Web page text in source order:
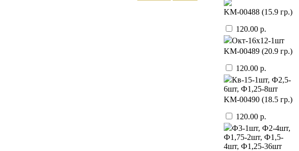
KМ-00488 (15.9 гр.)
120.00 р.
Окт-16х12-1шт
KМ-00489 (20.9 гр.)
120.00 р.
Кв-15-1шт, Ф2,5-
6шт, Ф1,25-8шт
KМ-00490 (18.5 гр.)
120.00 р.
Ф3-1шт, Ф2-4шт,
Ф1,75-2шт, Ф1,5-
4шт, Ф1,25-36шт